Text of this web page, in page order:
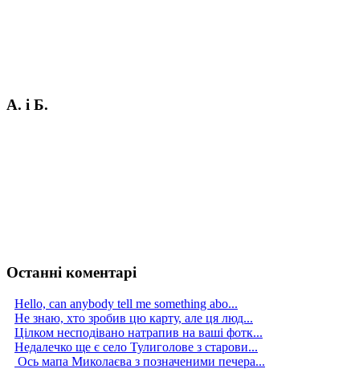
А. і Б.
Останні коментарі
Hello, can anybody tell me something abo...
Не знаю, хто зробив цю карту, але ця люд...
Цілком несподівано натрапив на ваші фотк...
Недалечко ще є село Тулиголове з старови...
Ось мапа Миколаєва з позначеними печера...